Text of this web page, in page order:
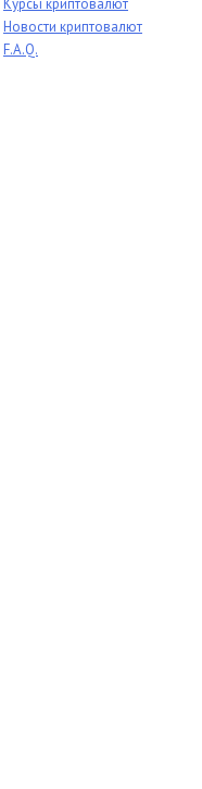
Курсы криптовалют
Новости криптовалют
F.A.Q.